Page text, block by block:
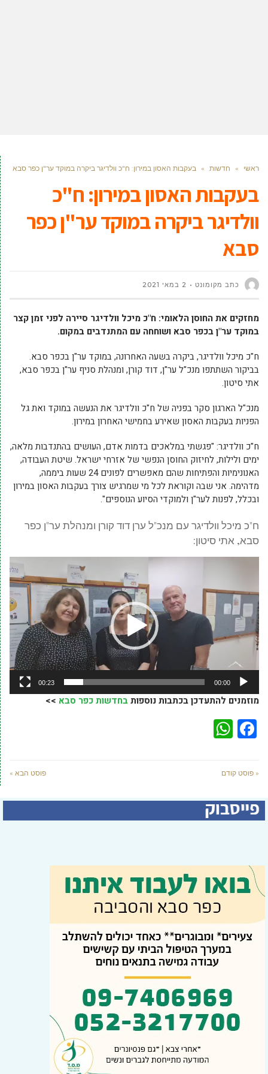
ראשי » חדשות » בעקבות האסון במירון: ח"כ וולדיגר ביקרה במוקד ער"ן כפר סבא
בעקבות האסון במירון: ח"כ
וולדיגר ביקרה במוקד ער"ן כפר
סבא
כתב מקומונט 2 במאי 2021
מחזקים את החוסן הלאומי: ח"כ מיכל וולדיגר סיירה לפני זמן קצר
במוקד ער"ן בכפר סבא ושוחחה עם המתנדבים במקום.
ח"כ מיכל וולדיגר, ביקרה בשעה האחרונה, במוקד ער"ן בכפר סבא.
בביקור השתתפו מנכ"ל ער"ן, דוד קורן, ומנהלת סניף ער"ן בכפר סבא,
אתי סיטון.
מנכ"ל הארגון סקר בפניה של ח"כ וולדיגר את הנעשה במוקד ואת גל
הפניות בעקבות האסון שאירע בחמישי האחרון במירון.
ח"כ וולדיגר: "פגשתי במלאכים בדמות אדם, העושים בהתנדבות מלאה,
ימים ולילות, לחיזוק החוסן הנפשי של אזרחי ישראל. שיטת העבודה,
האנונימיות והפתיחות שהם מאפשרים לפונים 24 שעות ביממה,
מדהימה. אני שבה וקוראת לכל מי שמרגיש צורך בעקבות האסון במירון
ובכלל, לפנות לער"ן ולמוקדי הסיוע הנוספים".
ח"כ מיכל וולדיגר עם מנכ"ל ערן דוד קורן ומנהלת ער"ן כפר
סבא, אתי סיטון:
00:00
00:23
מוזמנים להתעדכן בכתבות נוספותבחדשות כפר סבא >>
Facebook
« פוסט קודם פוסט הבא »